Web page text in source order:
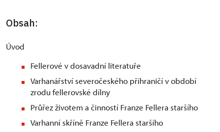
Obsah:
Úvod
Fellerové v dosavadní literatuře
Varhanářství severočeského příhraničí v období
zrodu fellerovské dílny
Průřez životem a činností Franze Fellera staršího
Varhanní skříně Franze Fellera staršího